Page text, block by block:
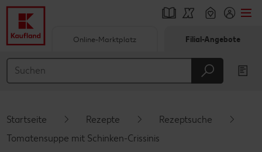
Hauptinhalt
Schwebender Seitenbereich
Online-Marktplatz Filial-Angebote
Startseite Rezepte
Rezeptsuche
Tomatensuppe mit Schinken-Crissinis